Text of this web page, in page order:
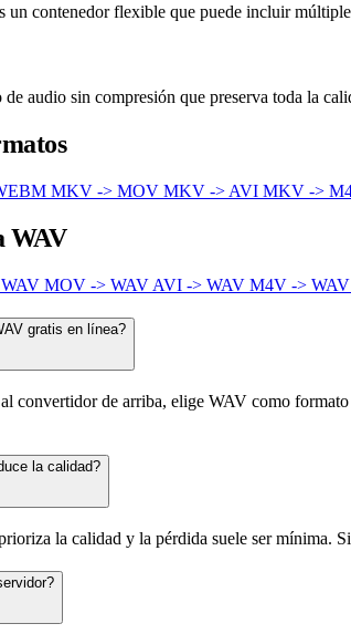
contenedor flexible que puede incluir
audio sin compresión que preserva toda la
MKV -> MOV MKV -> AVI MKV ->
WAV
MOV -> WAV AVI -> WAV M4V -> WAV
gratis en línea?
convertidor de arriba, elige WAV como
la calidad?
la calidad y la pérdida suele ser